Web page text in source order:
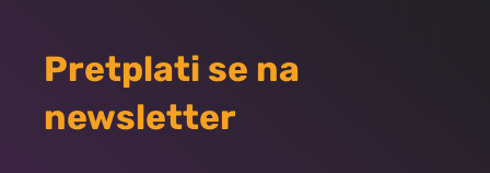
Pretplati se na
newsletter